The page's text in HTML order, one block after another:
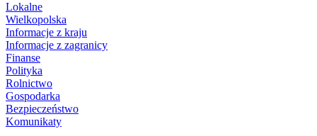
Lokalne
Wielkopolska
Informacje z kraju
Informacje z zagranicy
Finanse
Polityka
Rolnictwo
Gospodarka
Bezpieczeństwo
Komunikaty